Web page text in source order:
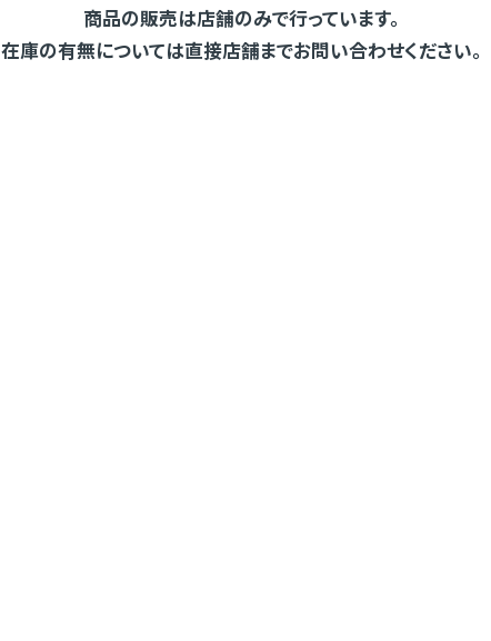
商品の販売は店舗のみで行っています。
在庫の有無については直接店舗までお問い合わせください。